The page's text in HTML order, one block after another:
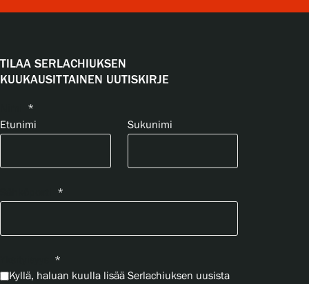
TILAA SERLACHIUKSEN
KUUKAUSITTAINEN UUTISKIRJE
*
Etunimi
Sukunimi
*
*
Kyllä, haluan kuulla lisää Serlachiuksen uusista